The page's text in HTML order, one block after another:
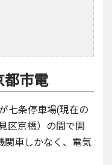
都市電
区京橋）の間で開
関車しかなく、電気